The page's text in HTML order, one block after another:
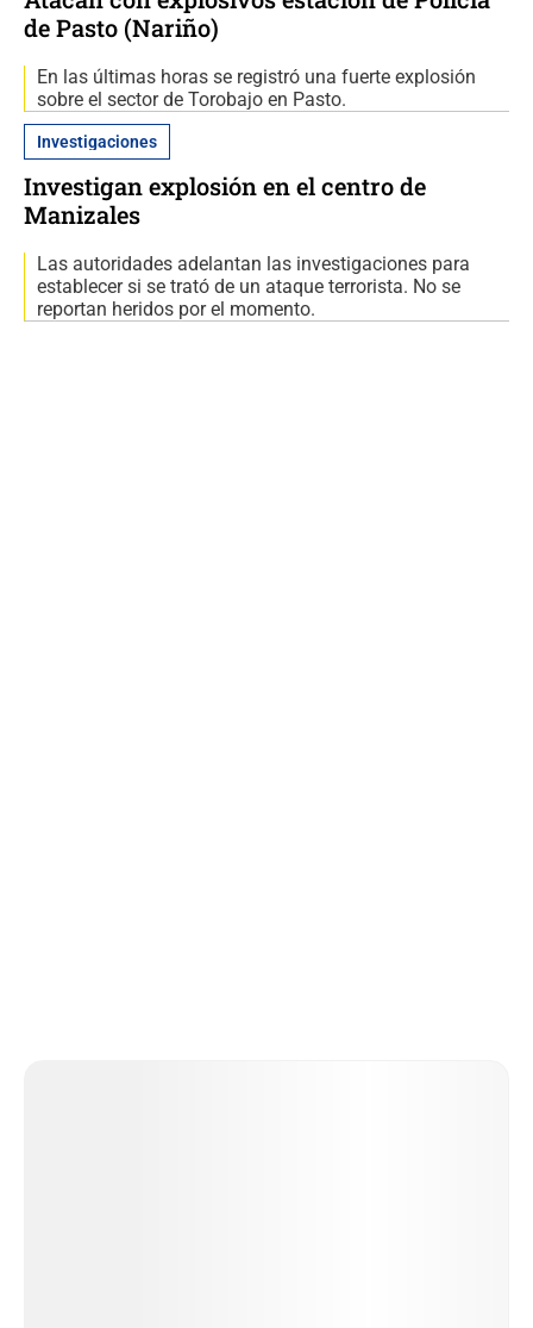
de Pasto (Nariño)
En las últimas horas se registró una fuerte explosión
sobre el sector de Torobajo en Pasto.
Investigaciones
Investigan explosión en el centro de
Manizales
Las autoridades adelantan las investigaciones para
establecer si se trató de un ataque terrorista. No se
reportan heridos por el momento.